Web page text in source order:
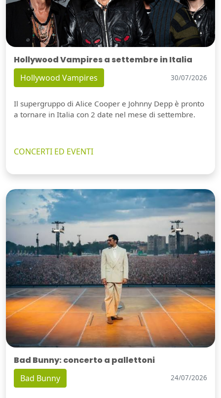
Hollywood Vampires a settembre in Italia
Hollywood Vampires 30/07/2026
Il supergruppo di Alice Cooper e Johnny Depp è pronto
a tornare in Italia con 2 date nel mese di settembre.
CONCERTI ED EVENTI
Bad Bunny: concerto a pallettoni
Bad Bunny 24/07/2026